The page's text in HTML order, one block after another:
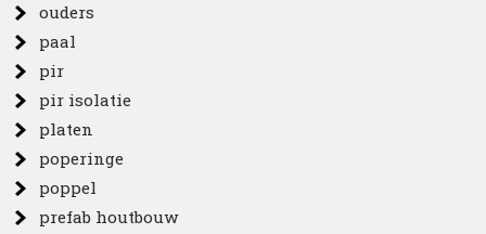
ouders
paal
pir
pir isolatie
platen
poperinge
poppel
prefab houtbouw